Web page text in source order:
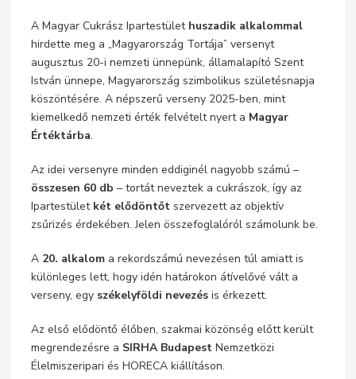
A Magyar Cukrász Ipartestület huszadik alkalommal
hirdette meg a „Magyarország Tortája” versenyt
augusztus 20-i nemzeti ünnepünk, államalapító Szent
István ünnepe, Magyarország szimbolikus születésnapja
köszöntésére. A népszerű verseny 2025-ben, mint
kiemelkedő nemzeti érték felvételt nyert a Magyar
Értéktárba.
Az idei versenyre minden eddiginél nagyobb számú –
összesen 60 db – tortát neveztek a cukrászok, így az
Ipartestület két elődöntőt szervezett az objektív
zsűrizés érdekében. Jelen összefoglalóról számolunk be.
A 20. alkalom a rekordszámú nevezésen túl amiatt is
különleges lett, hogy idén határokon átívelővé vált a
verseny, egy székelyföldi nevezés is érkezett.
Az első elődöntő élőben, szakmai közönség előtt került
megrendezésre a SIRHA Budapest Nemzetközi
Élelmiszeripari és HORECA kiállításon.